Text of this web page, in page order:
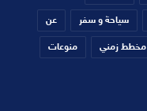
سياحة و سفر عن
مخطط زمني منوعات